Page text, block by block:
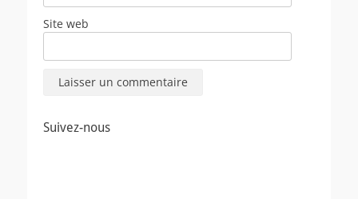
Site web
Suivez-nous